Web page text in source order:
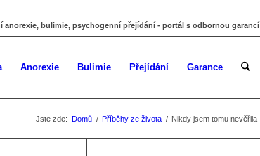
anorexie, bulimie, psychogenní přejídání - portál s odbornou garancí
Anorexie Bulimie Přejídání Garance
Jste zde: Domů / Příběhy ze života / Nikdy jsem tomu nevěřila